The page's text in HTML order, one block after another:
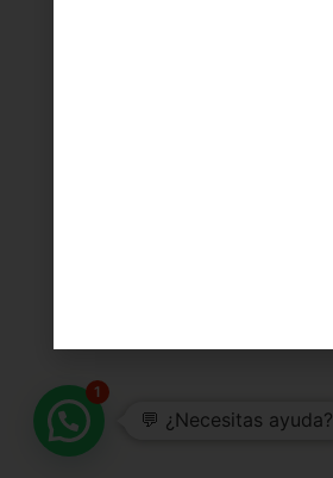
💬 ¿Necesitas ayuda?
1